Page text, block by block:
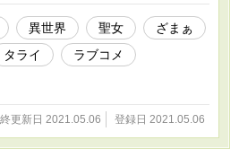
異世界 聖女
ざまぁ
タライ
ラブコメ
更新日 2021.05.06 登録日 2021.05.06